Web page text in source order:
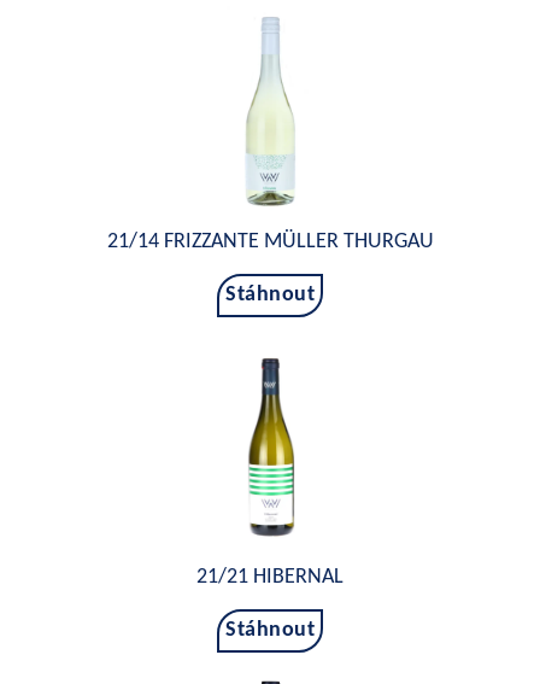
21/14 FRIZZANTE MÜLLER THURGAU
Stáhnout
21/21 HIBERNAL
Stáhnout